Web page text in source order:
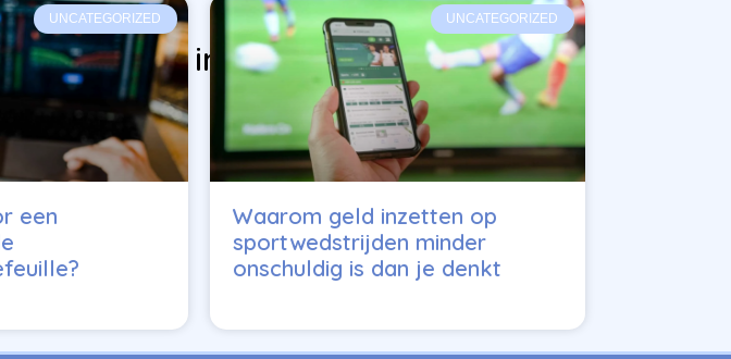
ook interessant
UNCATEGORIZED
een
UNCATEGORIZED
Waarom geld inzetten op
sportwedstrijden minder
onschuldig is dan je denkt